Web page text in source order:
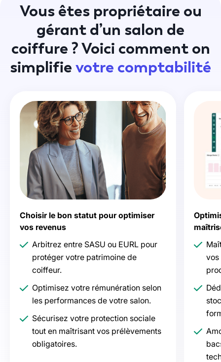
Vous êtes propriétaire ou
gérant d’un salon de
coiffure ?Voici comment on
simplifie votre comptabilité
Choisir le bon statut pour optimiser
vos revenus
Arbitrez entre SASU ou EURL pour
protéger votre patrimoine de
coiffeur.
Optimisez votre rémunération selon
les performances de votre salon.
Sécurisez votre protection sociale
tout en maîtrisant vos prélèvements
obligatoires.
vos